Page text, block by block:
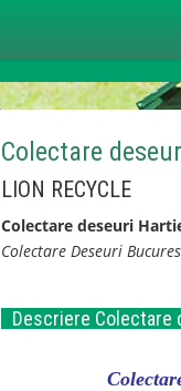
Colectare
LION RECYCLE
Colectare deseuri
Colectare Deseuri
Descriere Colectare